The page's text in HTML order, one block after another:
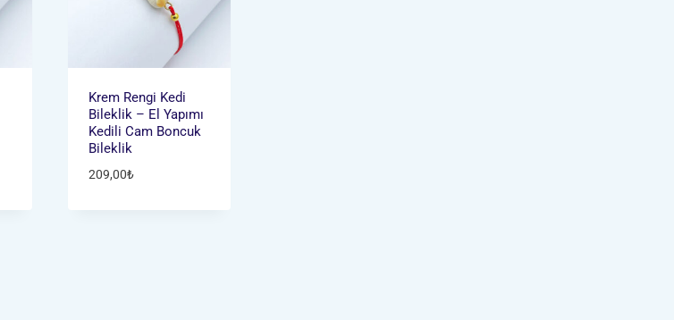
Krem Rengi Kedi
Bileklik – El Yapımı
Kedili Cam Boncuk
Bileklik
209,00₺